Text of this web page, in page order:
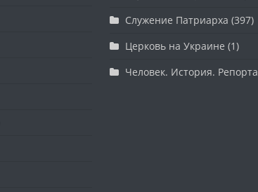
Служение Патриарха (397)
Церковь на Украине (1)
Человек. История.